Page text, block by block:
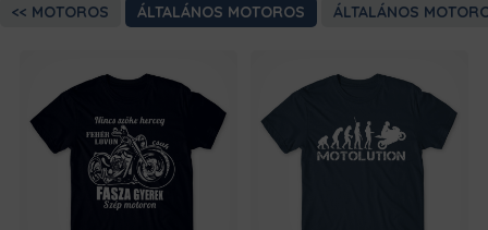
MOTOROS ÁLTALÁNOS MOTOROS ÁLTALÁNOS